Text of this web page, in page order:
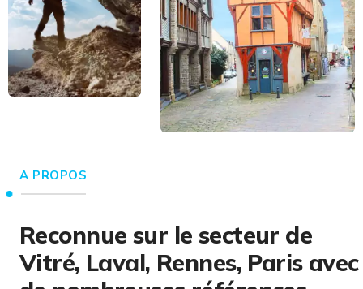
A PROPOS
Reconnue sur le secteur de
Vitré, Laval, Rennes, Paris avec